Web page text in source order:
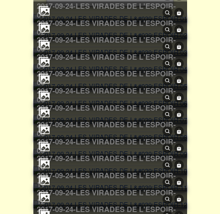
2017-09-24-LES VIRADES DE L'ESPOIR-
01
2017-09-24-LES VIRADES DE L'ESPOIR-
02
2017-09-24-LES VIRADES DE L'ESPOIR-
03
2017-09-24-LES VIRADES DE L'ESPOIR-
04
2017-09-24-LES VIRADES DE L'ESPOIR-
05
2017-09-24-LES VIRADES DE L'ESPOIR-
06
2017-09-24-LES VIRADES DE L'ESPOIR-
07
2017-09-24-LES VIRADES DE L'ESPOIR-
08
2017-09-24-LES VIRADES DE L'ESPOIR-
09
2017-09-24-LES VIRADES DE L'ESPOIR-
10
2017-09-24-LES VIRADES DE L'ESPOIR-
11
2017-09-24-LES VIRADES DE L'ESPOIR-
12
2017-09-24-LES VIRADES DE L'ESPOIR-